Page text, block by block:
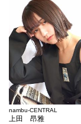
nambu-CENTRAL
上田 昂雅